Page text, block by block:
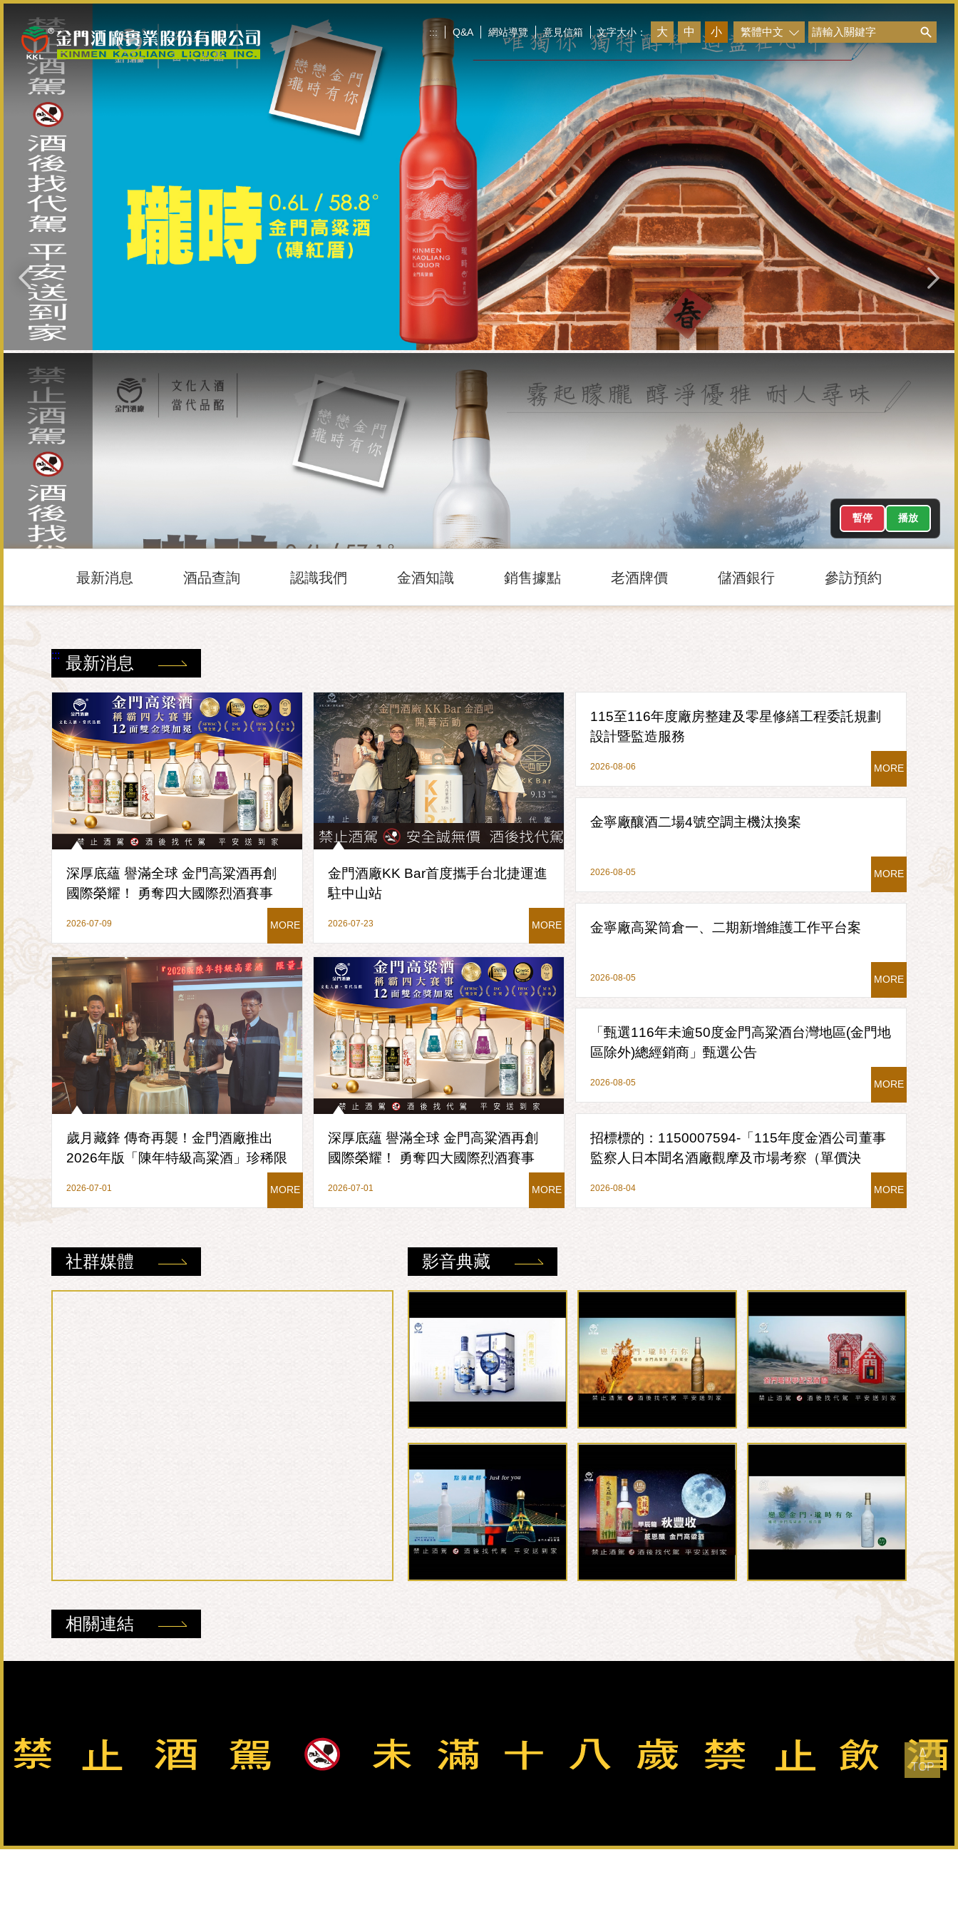
Δ
TOP
繁體中文
文字大小： 大 中 小
::: Q&A 網站導覽 意見信箱
最新消息 酒品查詢 認識我們 金酒知識 銷售據點 老酒牌價 儲酒銀行 參訪預約
暫停 播放
::: 最新消息
深厚底蘊 譽滿全球 金門高粱酒再創
國際榮耀！ 勇奪四大國際烈酒賽事
2026-07-09 MORE
金門酒廠KK Bar首度攜手台北捷運進
駐中山站
2026-07-23 MORE
歲月藏鋒 傳奇再襲！金門酒廠推出
2026年版「陳年特級高粱酒」珍稀限
2026-07-01 MORE
深厚底蘊 譽滿全球 金門高粱酒再創
國際榮耀！ 勇奪四大國際烈酒賽事
2026-07-01 MORE
115至116年度廠房整建及零星修繕工程委託規劃
設計暨監造服務
2026-08-06 MORE
金寧廠釀酒二場4號空調主機汰換案
2026-08-05 MORE
金寧廠高粱筒倉一、二期新增維護工作平台案
2026-08-05 MORE
「甄選116年未逾50度金門高粱酒台灣地區(金門地
區除外)總經銷商」甄選公告
2026-08-05 MORE
招標標的：1150007594-「115年度金酒公司董事
監察人日本聞名酒廠觀摩及市場考察（單價決
2026-08-04 MORE
社群媒體 影音典藏
0.6L-57.1度...
相關連結
總公司：082-325628（代表號） 客服專線：0800-033-823 金門縣政府菸酒檢舉專線：082-322976
金門酒廠實業股份有限公司版權所有 Copyright © Kinmen Kaoliang Liquor Inc. All Rights Reserved.